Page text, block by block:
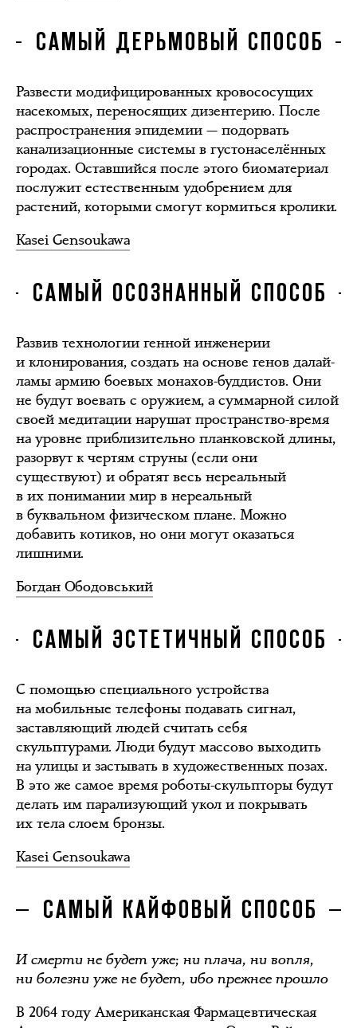
САМЫЙ ДЕРЬМОВЫЙ СПОСОБ
Развести модифицированных кровососущих
насекомых, переносящих дизентерию. После
распространения эпидемии — подорвать
канализационные системы в густонаселённых
городах. Оставшийся после этого биоматериал
послужит естественным удобрением для
растений, которыми смогут кормиться кролики.
Kasei Gensoukawa
САМЫЙ ОСОЗНАННЫЙ СПОСОБ
Развив технологии генной инженерии
и клонирования, создать на основе генов далай-
ламы армию боевых монахов-буддистов. Они
не будут воевать с оружием, а суммарной силой
своей медитации нарушат пространство-время
на уровне приблизительно планковской длины,
разорвут к чертям струны (если они
существуют) и обратят весь нереальный
в их понимании мир в нереальный
в буквальном физическом плане. Можно
добавить котиков, но они могут оказаться
лишними.
Богдан Ободовський
САМЫЙ ЭСТЕТИЧНЫЙ СПОСОБ
С помощью специального устройства
на мобильные телефоны подавать сигнал,
заставляющий людей считать себя
скульптурами. Люди будут массово выходить
на улицы и застывать в художественных позах.
В это же самое время роботы-скульпторы будут
делать им парализующий укол и покрывать
их тела слоем бронзы.
Kasei Gensoukawa
САМЫЙ КАЙФОВЫЙ СПОСОБ
И смерти не будет уже; ни плача, ни вопля,
ни болезни уже не будет, ибо прежнее прошло
В 2064 году Американская Фармацевтическая